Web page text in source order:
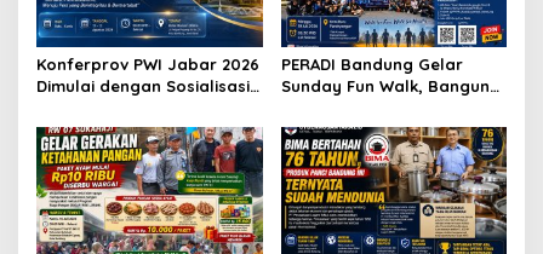
Konferprov PWI Jabar 2026
Dimulai dengan Sosialisasi
Transparansi dan
Profesionalisme
PERADI Bandung Gelar
Sunday Fun Walk, Bangun
Integritas Advokat